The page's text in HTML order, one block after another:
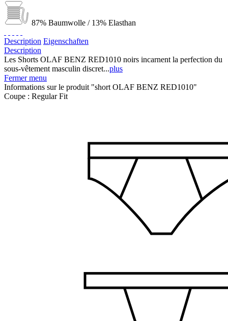
87% Baumwolle / 13% Elasthan
Description Eigenschaften
Description
Les Shorts OLAF BENZ RED1010 noirs incarnent la perfection du
sous-vêtement masculin discret...plus
Fermer menu
Informations sur le produit "short OLAF BENZ RED1010"
Coupe : Regular Fit